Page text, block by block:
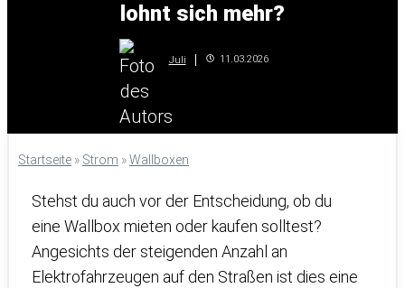
lohnt sich mehr?
Juli 11.03.2026
Startseite » Strom »Wallboxen
Stehst du auch vor der Entscheidung, ob du
eine Wallbox mieten oder kaufen solltest?
Angesichts der steigenden Anzahl an
Elektrofahrzeugen auf den Straßen ist dies eine